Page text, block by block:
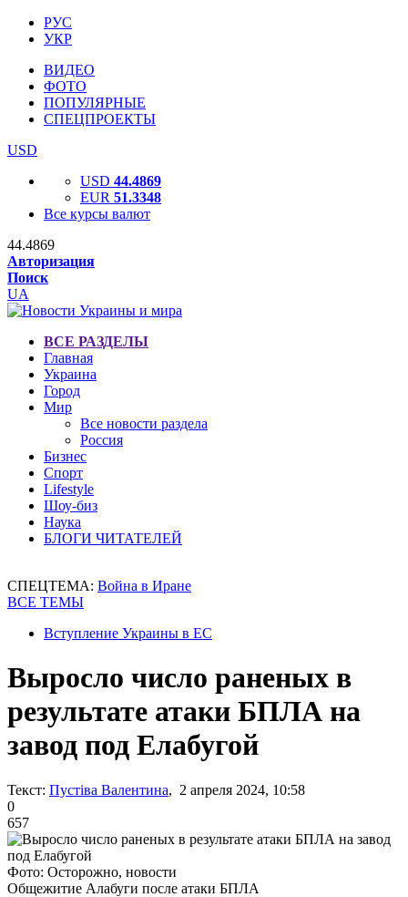
РУС
УКР
ВИДЕО
ФОТО
ПОПУЛЯРНЫЕ
СПЕЦПРОЕКТЫ
USD
USD 44.4869
EUR 51.3348
Все курсы валют
44.4869
Авторизация
Поиск
UA
ВСЕ РАЗДЕЛЫ
Главная
Украина
Город
Мир
Все новости раздела
Россия
Бизнес
Спорт
Lifestyle
Шоу-биз
Наука
БЛОГИ ЧИТАТЕЛЕЙ
СПЕЦТЕМА: Война в Иране
ВСЕ ТЕМЫ
Вступление Украины в ЕС
Выросло число раненых в
результате атаки БПЛА на
завод под Елабугой
Текст: Пустіва Валентина, 2 апреля 2024, 10:58
0
657
Фото: Осторожно, новости
Общежитие Алабуги после атаки БПЛА